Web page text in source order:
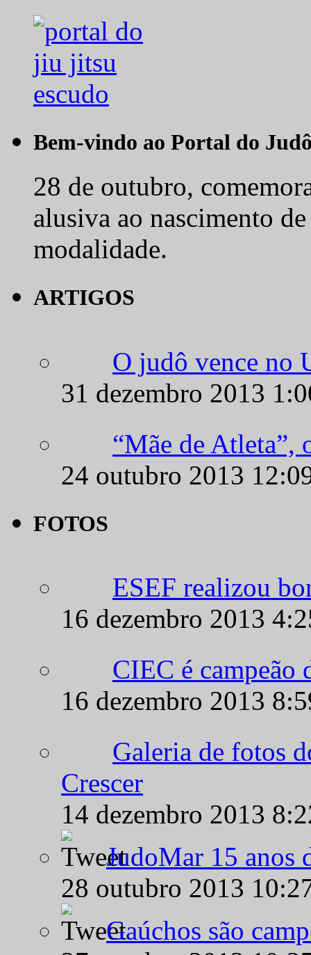
Bem-vindo ao Portal do
28 de outubro,
alusiva ao nascimento
modalidade.
ARTIGOS
O judô vence no
31 dezembro 2013
“Mãe de Atleta”,
24 outubro 2013
FOTOS
ESEF realizou
16 dezembro 2013
CIEC é campeão
16 dezembro 2013
Galeria de fotos
Crescer
14 dezembro 2013
JudoMar 15 anos
28 outubro 2013
Gaúchos são